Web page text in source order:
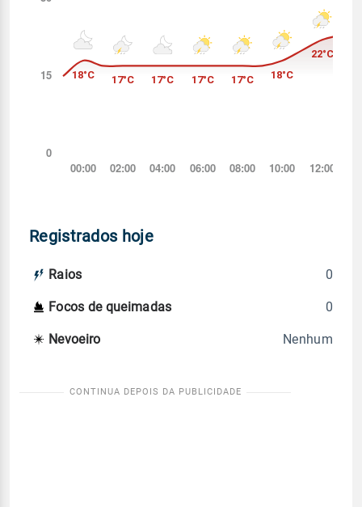
Registrados hoje
Raios 0
Focos de queimadas 0
Nevoeiro Nenhum